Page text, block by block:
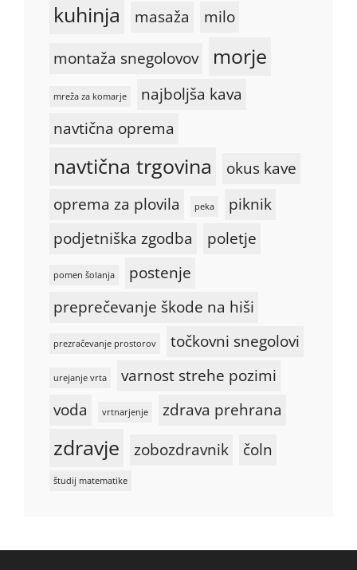
kuhinja masaža
milo
montaža snegolovov
morje
mreža za komarje
najboljša kava
navtična oprema
navtična trgovina
okus kave
oprema za plovila
peka
piknik
podjetniška zgodba
poletje
pomen šolanja
postenje
preprečevanje škode na hiši
prezračevanje prostorov točkovni snegolovi
urejanje vrta
varnost strehe pozimi
voda
vrtnarjenje zdrava prehrana
zdravje zobozdravnik čoln
študij matematike